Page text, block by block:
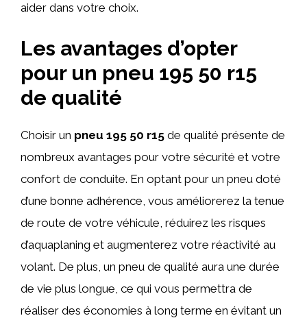
aider dans votre choix.
Les avantages d’opter
pour un pneu 195 50 r15
de qualité
Choisir un pneu 195 50 r15 de qualité présente de
nombreux avantages pour votre sécurité et votre
confort de conduite. En optant pour un pneu doté
d’une bonne adhérence, vous améliorerez la tenue
de route de votre véhicule, réduirez les risques
d’aquaplaning et augmenterez votre réactivité au
volant. De plus, un pneu de qualité aura une durée
de vie plus longue, ce qui vous permettra de
réaliser des économies à long terme en évitant un